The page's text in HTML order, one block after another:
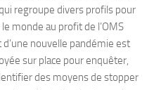
regroupe divers profils pour
monde au profit de l’OMS
nouvelle pandémie est
sur place pour enquêter,
des moyens de stopper